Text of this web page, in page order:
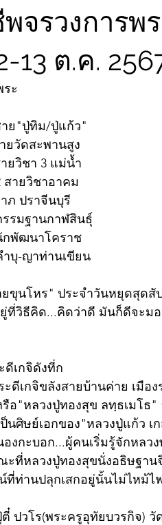
จรวงการพ
13 ต.ค.
ะ
ย"ปู่ทิม/ปู่แก้ว"
วัดสะพานสูง
ยวิชา 3 แม่น้ำ
ายวิชาอาคม
ภ ปราจีนบุรี
รมฐานกาฬสินธุ์
กพัฒนาโคราช
บุ-ญาท่านเขียน
ขุนโหร" ประจำวันหยุดสุดสั
ที่วิธีคิด...คิดว่าดี มันก็ดีจะม
เกจิดังที่ก
ะดีเกจิขลังสายบ้านค่าย เมือ
อ"หลวงปู่ทองสุข ลทฺธเมโธ"
นศิษย์เอกของ"หลวงปู่แก้ว
งกะบอก...ผู้คนเริ่มรู้จักหลว
ที่หลวงปู่ทองสุขนั่งอธิษฐาน
ท่านปลุกเสกอยู่นั้นไม่ไหม้ไ
ปวโร(พระครูอุทัยบวรกิจ)